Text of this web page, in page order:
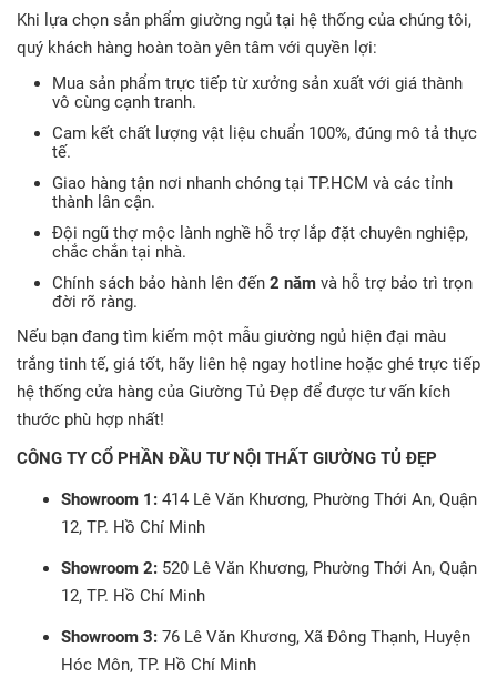
Khi lựa chọn sản phẩm giường ngủ tại hệ thống của chúng tôi,
quý khách hàng hoàn toàn yên tâm với quyền lợi:
Mua sản phẩm trực tiếp từ xưởng sản xuất với giá thành
vô cùng cạnh tranh.
Cam kết chất lượng vật liệu chuẩn 100%, đúng mô tả thực
tế.
Giao hàng tận nơi nhanh chóng tại TP.HCM và các tỉnh
thành lân cận.
Đội ngũ thợ mộc lành nghề hỗ trợ lắp đặt chuyên nghiệp,
chắc chắn tại nhà.
Chính sách bảo hành lên đến 2 năm và hỗ trợ bảo trì trọn
đời rõ ràng.
Nếu bạn đang tìm kiếm một mẫu giường ngủ hiện đại màu
trắng tinh tế, giá tốt, hãy liên hệ ngay hotline hoặc ghé trực tiếp
hệ thống cửa hàng của Giường Tủ Đẹp để được tư vấn kích
thước phù hợp nhất!
CÔNG TY CỔ PHẦN ĐẦU TƯ NỘI THẤT GIƯỜNG TỦ ĐẸP
Showroom 1: 414 Lê Văn Khương, Phường Thới An, Quận
12, TP. Hồ Chí Minh
Showroom 2: 520 Lê Văn Khương, Phường Thới An, Quận
12, TP. Hồ Chí Minh
Showroom 3: 76 Lê Văn Khương, Xã Đông Thạnh, Huyện
Hóc Môn, TP. Hồ Chí Minh